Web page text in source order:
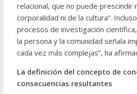
relacional, que no puede prescindir
corporalidad ni de la cultura”.
procesos de investigación
la persona y la comunidad señala
cada vez más complejas”, ha
La definición del concepto de
consecuencias resultantes